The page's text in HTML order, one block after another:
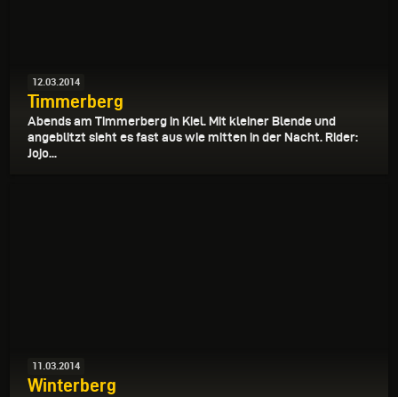
12.03.2014
Timmerberg
Abends am Timmerberg in Kiel. Mit kleiner Blende und
angeblitzt sieht es fast aus wie mitten in der Nacht. Rider:
Jojo...
11.03.2014
Winterberg